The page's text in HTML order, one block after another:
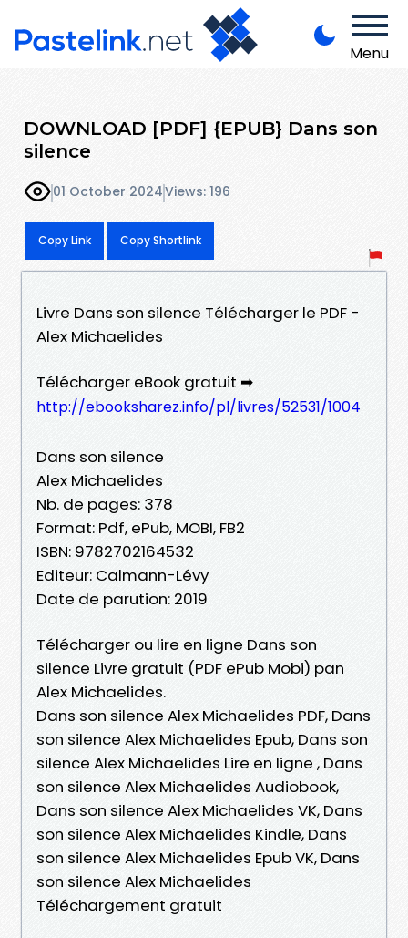
Menu
DOWNLOAD [PDF] {EPUB} Dans son
silence
01 October 2024Views: 196
Copy Link Copy Shortlink
Livre Dans son silence Télécharger le PDF -
Alex Michaelides
Télécharger eBook gratuit ➡
http://ebooksharez.info/pl/livres/52531/1004
Dans son silence
Alex Michaelides
Nb. de pages: 378
Format: Pdf, ePub, MOBI, FB2
ISBN: 9782702164532
Editeur: Calmann-Lévy
Date de parution: 2019
Télécharger ou lire en ligne Dans son
silence Livre gratuit (PDF ePub Mobi) pan
Alex Michaelides.
Dans son silence Alex Michaelides PDF, Dans
son silence Alex Michaelides Epub, Dans son
silence Alex Michaelides Lire en ligne , Dans
son silence Alex Michaelides Audiobook,
Dans son silence Alex Michaelides VK, Dans
son silence Alex Michaelides Kindle, Dans
son silence Alex Michaelides Epub VK, Dans
son silence Alex Michaelides
Téléchargement gratuit